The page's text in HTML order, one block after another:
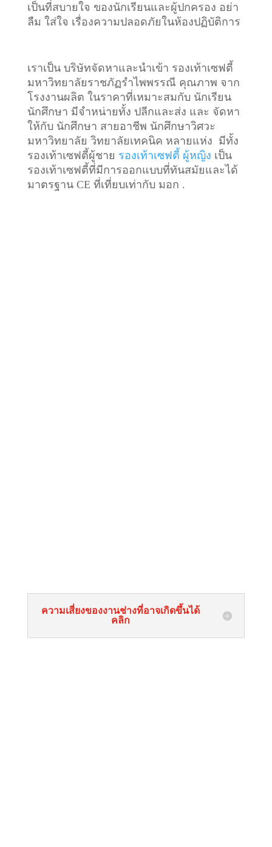
เป็นที่สบายใจ ของนักเรียนและผู้ปกครอง อย่า
ลืม ใส่ใจ เรื่องความปลอดภัยในห้องปฏิบัติการ
เราเป็น บริษัทจัดหาและนำเข้า รองเท้าเซฟตี้
มหาวิทยาลัยราชภัฏรำไพพรรณี คุณภาพ จาก
โรงงานผลิต ในราคาที่เหมาะสมกับ นักเรียน
นักศึกษา มีจำหน่ายทั้ง ปลีกและส่ง และ จัดหา
ให้กับ นักศึกษา สายอาชีพ นักศึกษาวิศวะ
มหาวิทยาลัย วิทยาลัยเทคนิค หลายแห่ง มีทั้ง
รองเท้าเซฟตี้ผู้ชาย รองเท้าเซฟตี้ ผู้หญิง เป็น
รองเท้าเซฟตี้ที่มีการออกแบบที่ทันสมัยและได้
มาตรฐาน CE ที่เที่ยบเท่ากับ มอก .
ความเสี่ยงของงานช่างที่อาจเกิดขึ้นได้
คลิก